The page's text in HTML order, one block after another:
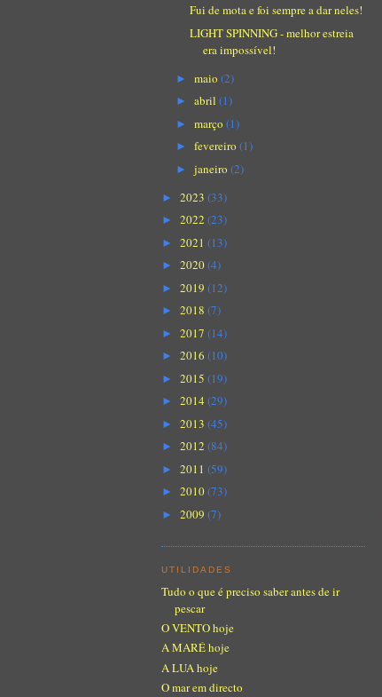
Fui de mota e foi sempre a dar neles!
LIGHT SPINNING - melhor estreia
era impossível!
► maio (2)
► abril (1)
► março (1)
► fevereiro (1)
► janeiro (2)
► 2023 (33)
► 2022 (23)
► 2021 (13)
► 2020(4)
► 2019 (12)
► 2018 (7)
► 2017 (14)
► 2016 (10)
► 2015 (19)
► 2014 (29)
► 2013 (45)
► 2012 (84)
► 2011 (59)
► 2010(73)
► 2009 (7)
UTILIDADES
Tudo o que é preciso saber antes de ir
pescar
O VENTO hoje
A MARÉ hoje
A LUA hoje
O mar em directo